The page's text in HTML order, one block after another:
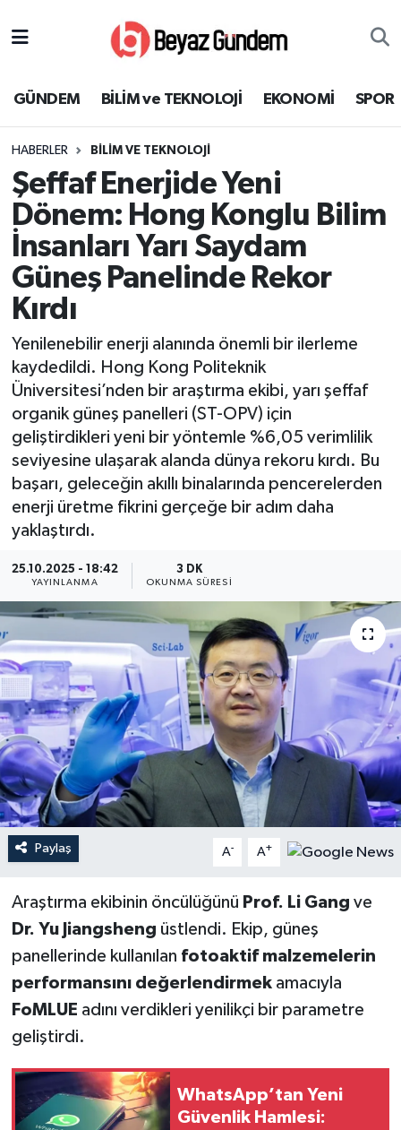
GÜNDEM BİLİM ve TEKNOLOJİ EKONOMİ SPOR
HABERLER BİLİM VE TEKNOLOJİ
Şeffaf Enerjide Yeni
Dönem: Hong Konglu Bilim
İnsanları Yarı Saydam
Güneş Panelinde Rekor
Kırdı
Yenilenebilir enerji alanında önemli bir ilerleme
kaydedildi. Hong Kong Politeknik
Üniversitesi’nden bir araştırma ekibi, yarı şeffaf
organik güneş panelleri (ST-OPV) için
geliştirdikleri yeni bir yöntemle %6,05 verimlilik
seviyesine ulaşarak alanda dünya rekoru kırdı. Bu
başarı, geleceğin akıllı binalarında pencerelerden
enerji üretme fikrini gerçeğe bir adım daha
yaklaştırdı.
25.10.2025 - 18:42
YAYINLANMA
3 DK
OKUNMA SÜRESI
Paylaş A- A+
Araştırma ekibinin öncülüğünü Prof. Li Gang ve
Dr. Yu Jiangsheng üstlendi. Ekip, güneş
panellerinde kullanılan fotoaktif malzemelerin
performansını değerlendirmekamacıyla
FoMLUE adını verdikleri yenilikçi bir parametre
geliştirdi.
WhatsApp’tan Yeni
Güvenlik Hamlesi:
EKONOMİ
SAĞLIK
EĞİTİM
KÜLTÜR SANAT
MAGAZİN
YEREL
Süper Lig Puan Durumu ve Fikstür
Tüm Manşetler
Son Dakika Haberleri
Haber Arşivi